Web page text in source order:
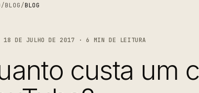
/BLOG/BLOG
18 DE JULHO DE 2017 · 6 MIN DE LEITURA
custa um